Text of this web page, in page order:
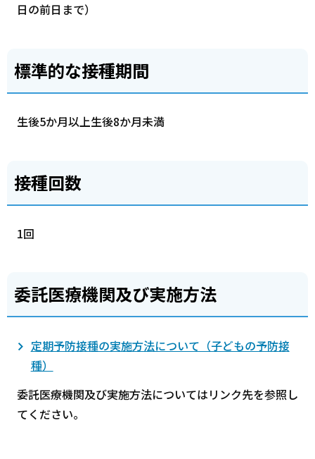
日の前日まで）
標準的な接種期間
生後5か月以上生後8か月未満
接種回数
1回
委託医療機関及び実施方法
定期予防接種の実施方法について（子どもの予防接
種）
委託医療機関及び実施方法についてはリンク先を参照し
てください。